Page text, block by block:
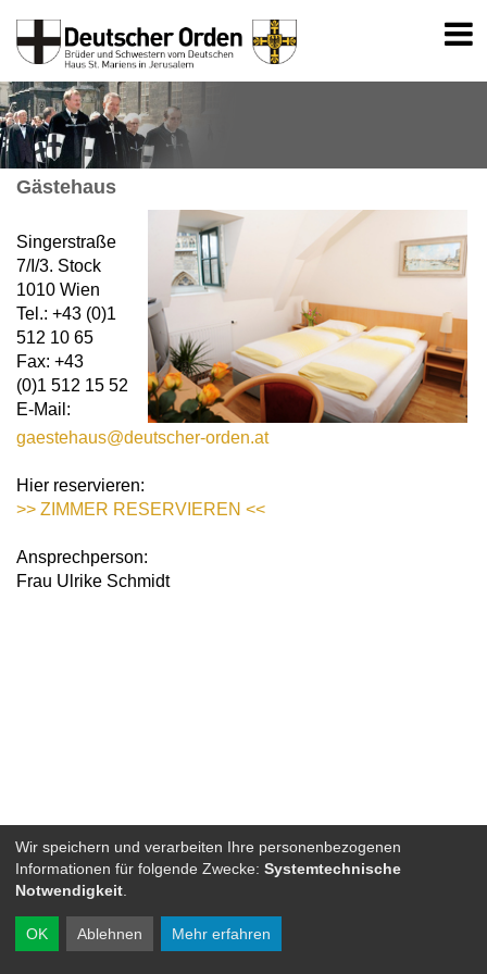
Gästehaus
Singerstraße
7/I/3. Stock
1010 Wien
Tel.: +43 (0)1
512 10 65
Fax: +43
(0)1 512 15 52
E-Mail:
gaestehaus@deutscher-orden.at
Hier reservieren:
>> ZIMMER RESERVIEREN <<
Ansprechperson:
Frau Ulrike Schmidt
Wir speichern und verarbeiten Ihre personenbezogenen
Informationen für folgende Zwecke: Systemtechnische
Notwendigkeit
OK Ablehnen Mehr erfahren